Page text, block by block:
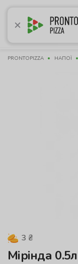
Акції Піца
PRONTOPIZZA НАПОЇ
3 ₴
Мірінда 0.5л